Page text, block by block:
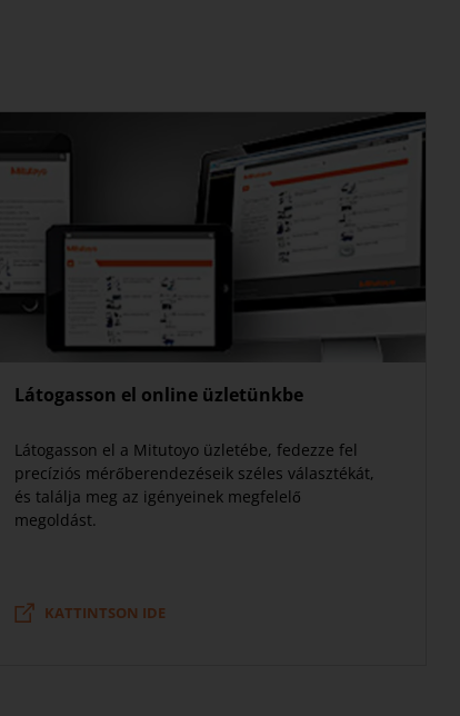
Látogasson el online üzletünkbe
Látogasson el a Mitutoyo üzletébe, fedezze fel
precíziós mérőberendezéseik széles választékát,
és találja meg az igényeinek megfelelő
megoldást.
KATTINTSON IDE